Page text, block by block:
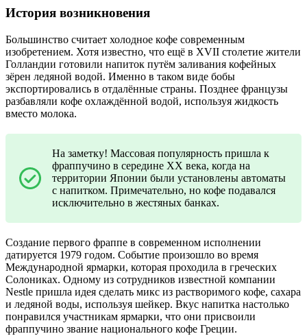
История возникновения
Большинство считает холодное кофе современным
изобретением. Хотя известно, что ещё в XVII столетие жители
Голландии готовили напиток путём заливания кофейных
зёрен ледяной водой. Именно в таком виде бобы
экспортировались в отдалённые страны. Позднее французы
разбавляли кофе охлаждённой водой, используя жидкость
вместо молока.
На заметку! Массовая популярность пришла к
фраппучино в середине XX века, когда на
территории Японии были установлены автоматы
с напитком. Примечательно, но кофе подавался
исключительно в жестяных банках.
Создание первого фраппе в современном исполнении
датируется 1979 годом. Событие произошло во время
Международной ярмарки, которая проходила в греческих
Солониках. Одному из сотрудников известной компании
Nestle пришла идея сделать микс из растворимого кофе, сахара
и ледяной воды, используя шейкер. Вкус напитка настолько
понравился участникам ярмарки, что они присвоили
фраппучино звание национального кофе Греции.